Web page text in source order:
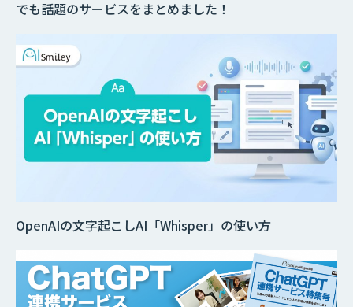
でも話題のサービスをまとめました！
OpenAIの文字起こしAI「Whisper」の使い方